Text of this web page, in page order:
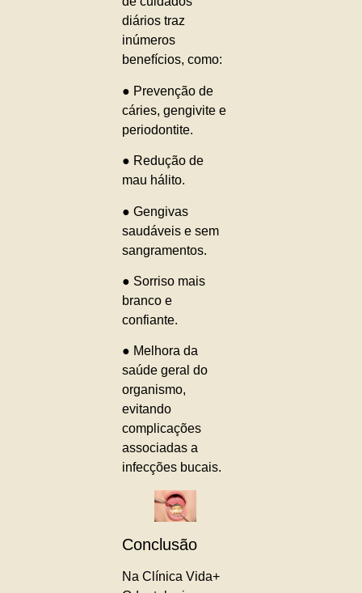
diários traz
inúmeros
benefícios, como:
● Prevenção de
cáries, gengivite e
periodontite.
● Redução de
mau hálito.
● Gengivas
saudáveis e sem
sangramentos.
● Sorriso mais
branco e
confiante.
● Melhora da
saúde geral do
organismo,
evitando
complicações
associadas a
infecções bucais.
Conclusão
Na Clínica Vida+